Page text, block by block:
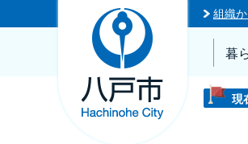
組織
暮
現